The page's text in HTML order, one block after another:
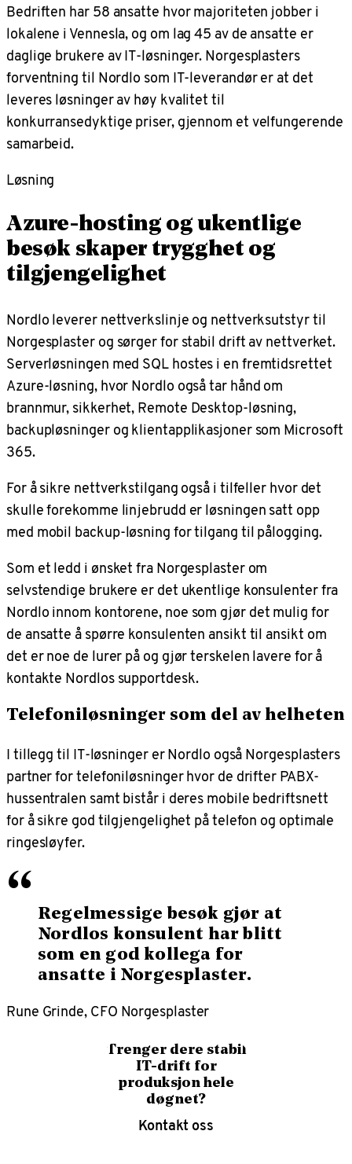
Bedriften har 58 ansatte hvor majoriteten jobber i
lokalene i Vennesla, og om lag 45 av de ansatte er
daglige brukere av IT-løsninger. Norgesplasters
forventning til Nordlo som IT-leverandør er at det
leveres løsninger av høy kvalitet til
konkurransedyktige priser, gjennom et velfungerende
samarbeid.
Løsning
Azure-hosting og ukentlige
besøk skaper trygghet og
tilgjengelighet
Nordlo leverer nettverkslinje og nettverksutstyr til
Norgesplaster og sørger for stabil drift av nettverket.
Serverløsningen med SQL hostes i en fremtidsrettet
Azure-løsning, hvor Nordlo også tar hånd om
brannmur, sikkerhet, Remote Desktop-løsning,
backupløsninger og klientapplikasjoner som Microsoft
365.
For å sikre nettverkstilgang også i tilfeller hvor det
skulle forekomme linjebrudd er løsningen satt opp
med mobil backup-løsning for tilgang til pålogging.
Som et ledd i ønsket fra Norgesplaster om
selvstendige brukere er det ukentlige konsulenter fra
Nordlo innom kontorene, noe som gjør det mulig for
de ansatte å spørre konsulenten ansikt til ansikt om
det er noe de lurer på og gjør terskelen lavere for å
kontakte Nordlos supportdesk.
Telefoniløsninger som del av helheten
I tillegg til IT-løsninger er Nordlo også Norgesplasters
partner for telefoniløsninger hvor de drifter PABX-
hussentralen samt bistår i deres mobile bedriftsnett
for å sikre god tilgjengelighet på telefon og optimale
ringesløyfer.
“ Regelmessige besøk gjør at
Nordlos konsulent har blitt
som en god kollega for
ansatte i Norgesplaster.
Rune Grinde, CFO Norgesplaster
Trenger dere stabil
IT-drift for
produksjon hele
døgnet?
Kontakt oss